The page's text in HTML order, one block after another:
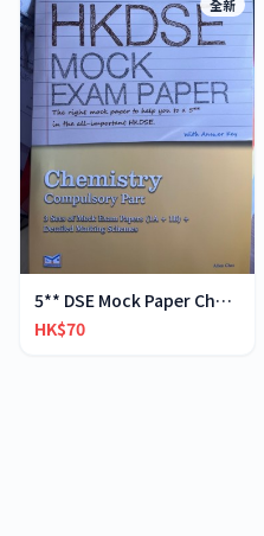
全新
5** DSE Mock Paper Chemistry
HK$70